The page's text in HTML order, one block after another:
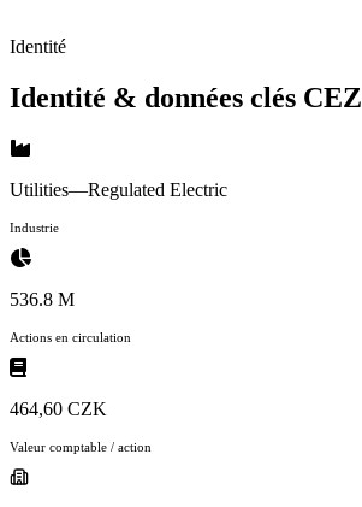
Identité
Identité & données clés CEZ
Utilities—Regulated Electric
Industrie
536.8 M
Actions en circulation
464,60 CZK
Valeur comptable / action